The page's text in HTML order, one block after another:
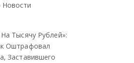
Тысячу Рублей»:
Оштрафовал
Заставившего